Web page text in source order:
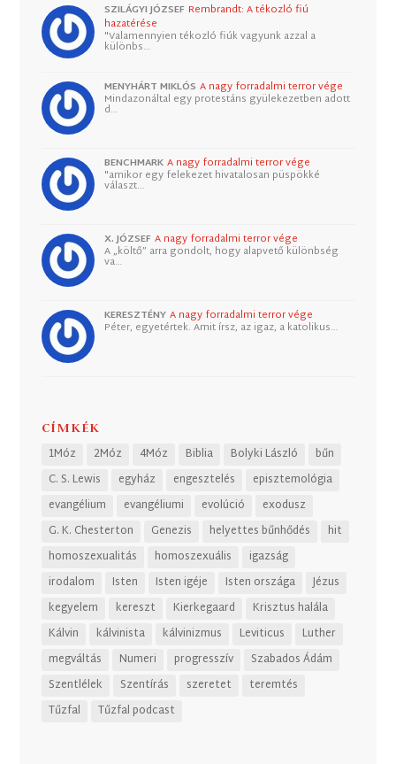
SZILÁGYI JÓZSEF Rembrandt: A tékozló fiú
hazatérése
"Valamennyien tékozló fiúk vagyunk azzal a
különbs…
MENYHÁRT MIKLÓS A nagy forradalmi terror vége
Mindazonáltal egy protestáns gyülekezetben adott
d…
BENCHMARK A nagy forradalmi terror vége
"amikor egy felekezet hivatalosan püspökké
választ…
X. JÓZSEF A nagy forradalmi terror vége
A „költő” arra gondolt, hogy alapvető különbség
va…
KERESZTÉNY A nagy forradalmi terror vége
Péter, egyetértek. Amit írsz, az igaz, a katolikus…
CÍMKÉK
1Móz 2Móz 4Móz Biblia Bolyki László
bűn
C. S. Lewis
egyház engesztelés
episztemológia
evangélium
evangéliumi evolúció
exodusz
G. K. Chesterton
Genezis helyettes bűnhődés
hit
homoszexualitás
homoszexuális
igazság
irodalom
Isten Isten igéje Isten országa
Jézus
kegyelem
kereszt Kierkegaard
Krisztus halála
Kálvin
kálvinista kálvinizmus Leviticus
Luther
megváltás
Numeri progresszív
Szabados Ádám
Szentlélek
Szentírás szeretet
teremtés
Tűzfal
Tűzfal podcast